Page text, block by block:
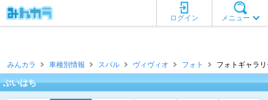
メニュー
ログイン
みんカラ 車種別情報 スバル ヴィヴィオ フォト フォトギャラ
ぶいはち